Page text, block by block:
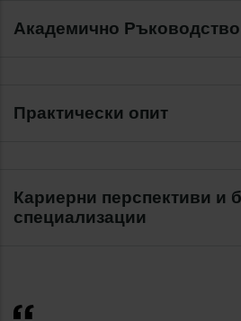
Академично Ръководство
Практически опит
Кариерни перспективи и
специализации